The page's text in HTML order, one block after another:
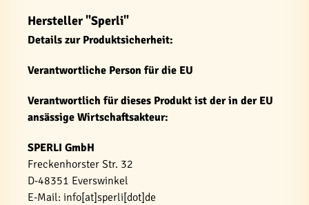
Hersteller "Sperli"
Details zur Produktsicherheit:
Verantwortliche Person für die EU
Verantwortlich für dieses Produkt ist der in der EU
ansässige Wirtschaftsakteur:
SPERLI GmbH
Freckenhorster Str. 32
D-48351 Everswinkel
E-Mail: info[at]sperli[dot]de